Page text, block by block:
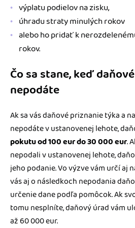
výplatu podielov na zisku,
úhradu straty minulých rokov
alebo ho pridať k
rokov.
Čo sa stane, keď
nepodáte
Ak sa vás daňové priznanie týka a
nepodáte v ustanovenej lehote,
pokutu od 100 eur do 30 000 eur.
nepodali v ustanovenej lehote,
jeho podanie. Vo výzve vám určí aj
vás aj o následkoch nepodania
určenie dane podľa pomôcok. Ak
tomu nesplníte, daňový úrad vám
až 60 000 eur.